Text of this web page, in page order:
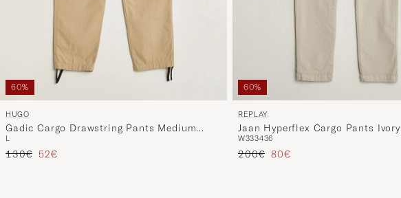
60%
HUGO
Gadic Cargo Drawstring Pants Medium
Beige
L
Regulärer Preis
130€ Reduzierter Preis
52€
60%
REPLAY
Jaan Hyperflex Cargo Pants Ivory
W333436
Regulärer Preis
200€ Reduzierter Preis
80€